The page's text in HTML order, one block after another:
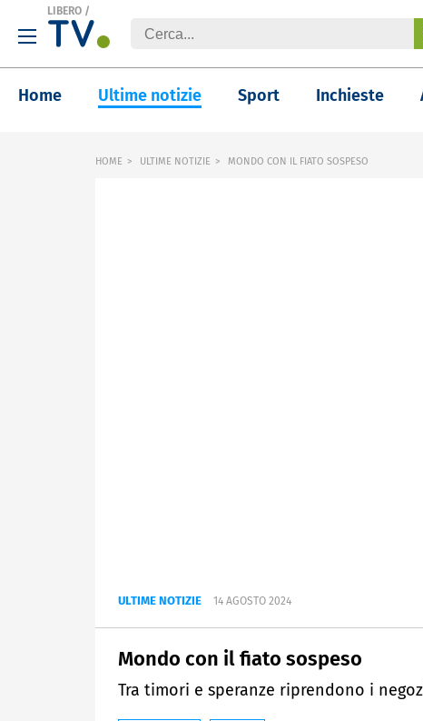
LIBERO /
Home Ultime notizie Sport Inchieste
HOME ULTIME NOTIZIE MONDO CON IL FIATO SOSPESO
ULTIME NOTIZIE 14 AGOSTO 2024
Mondo con il fiato sospeso
Tra timori e speranze riprendono i